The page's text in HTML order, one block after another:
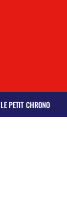
LE PETIT CHRONO